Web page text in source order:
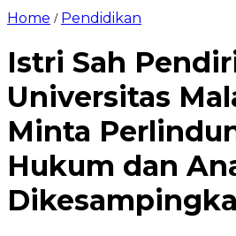
Home / Pendidikan
Istri Sah
Universitas
Minta
Hukum dan